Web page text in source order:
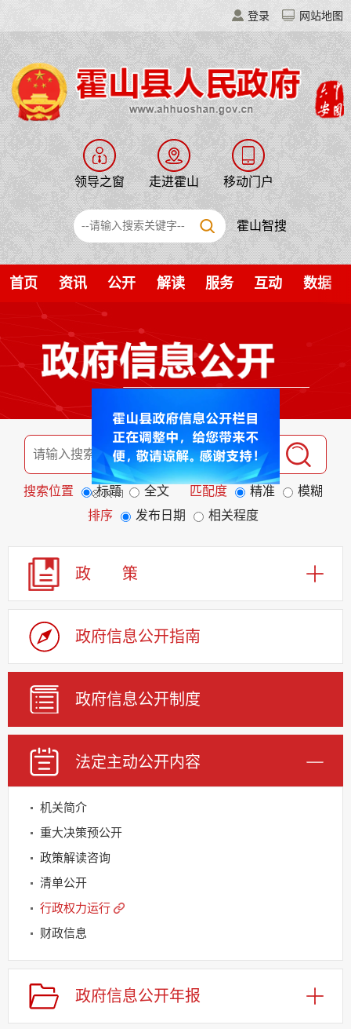
登录 网站地图
领导之窗 走进霍山 移动门户
霍山智搜
首页 资讯 公开 解读 服务 互动 数据
搜索位置 标题 全文 匹配度 精准
模糊
排序
发布日期 相关程度
政 策
政府信息公开指南
政府信息公开制度
法定主动公开内容
机关简介
重大决策预公开
政策解读咨询
清单公开
行政权力运行
财政信息
基层重点领域信息公开
规划信息
建议提案办理
政府信息公开年报